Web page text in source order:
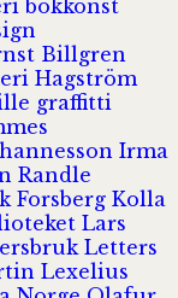
bokkonst
Billgren
Hagström
graffitti
Irma
Randle
Forsberg Kolla
Lars
Letters
Lexelius